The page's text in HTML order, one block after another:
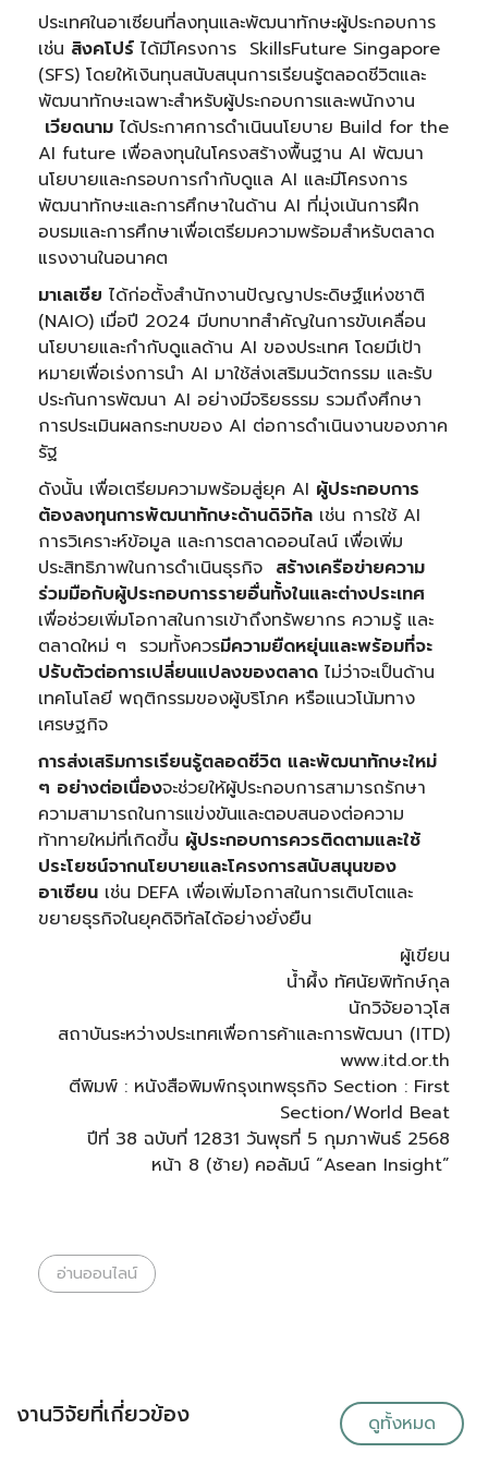
ประเทศในอาเซียนที่ลงทุนและพัฒนาทักษะผู้ประกอบการ
เช่น สิงคโปร์ ได้มีโครงการ SkillsFuture Singapore
(SFS) โดยให้เงินทุนสนับสนุนการเรียนรู้ตลอดชีวิตและ
พัฒนาทักษะเฉพาะสำหรับผู้ประกอบการและพนักงาน
เวียดนาม ได้ประกาศการดำเนินนโยบาย Build for the
AI future เพื่อลงทุนในโครงสร้างพื้นฐาน AI พัฒนา
นโยบายและกรอบการกำกับดูแล AI และมีโครงการ
พัฒนาทักษะและการศึกษาในด้าน AI ที่มุ่งเน้นการฝึก
อบรมและการศึกษาเพื่อเตรียมความพร้อมสำหรับตลาด
แรงงานในอนาคต
มาเลเซีย ได้ก่อตั้งสำนักงานปัญญาประดิษฐ์แห่งชาติ
(NAIO) เมื่อปี 2024 มีบทบาทสำคัญในการขับเคลื่อน
นโยบายและกำกับดูแลด้าน AI ของประเทศ โดยมีเป้า
หมายเพื่อเร่งการนำ AI มาใช้ส่งเสริมนวัตกรรม และรับ
ประกันการพัฒนา AI อย่างมีจริยธรรม รวมถึงศึกษา
การประเมินผลกระทบของ AI ต่อการดำเนินงานของภาค
รัฐ
ดังนั้น เพื่อเตรียมความพร้อมสู่ยุค AI ผู้ประกอบการ
ต้องลงทุนการพัฒนาทักษะด้านดิจิทัล เช่น การใช้ AI
การวิเคราะห์ข้อมูล และการตลาดออนไลน์ เพื่อเพิ่ม
ประสิทธิภาพในการดำเนินธุรกิจ สร้างเครือข่ายความ
ร่วมมือกับผู้ประกอบการรายอื่นทั้งในและต่างประเทศ
เพื่อช่วยเพิ่มโอกาสในการเข้าถึงทรัพยากร ความรู้ และ
ตลาดใหม่ ๆ รวมทั้งควรมีความยืดหยุ่นและพร้อมที่จะ
ปรับตัวต่อการเปลี่ยนแปลงของตลาด ไม่ว่าจะเป็นด้าน
เทคโนโลยี พฤติกรรมของผู้บริโภค หรือแนวโน้มทาง
เศรษฐกิจ
การส่งเสริมการเรียนรู้ตลอดชีวิต และพัฒนาทักษะใหม่
ๆ อย่างต่อเนื่องจะช่วยให้ผู้ประกอบการสามารถรักษา
ความสามารถในการแข่งขันและตอบสนองต่อความ
ท้าทายใหม่ที่เกิดขึ้น ผู้ประกอบการควรติดตามและใช้
ประโยชน์จากนโยบายและโครงการสนับสนุนของ
อาเซียน เช่น DEFA เพื่อเพิ่มโอกาสในการเติบโตและ
ขยายธุรกิจในยุคดิจิทัลได้อย่างยั่งยืน
ผู้เขียน
น้ำผึ้ง ทัศนัยพิทักษ์กุล
นักวิจัยอาวุโส
สถาบันระหว่างประเทศเพื่อการค้าและการพัฒนา (ITD)
www.itd.or.th
ตีพิมพ์ : หนังสือพิมพ์กรุงเทพธุรกิจ Section : First
Section/World Beat
ปีที่ 38 ฉบับที่ 12831 วันพุธที่ 5 กุมภาพันธ์ 2568
หน้า 8 (ซ้าย) คอลัมน์ “Asean Insight”
อ่านออนไลน์
งานวิจัยที่เกี่ยวข้อง ดูทั้งหมด